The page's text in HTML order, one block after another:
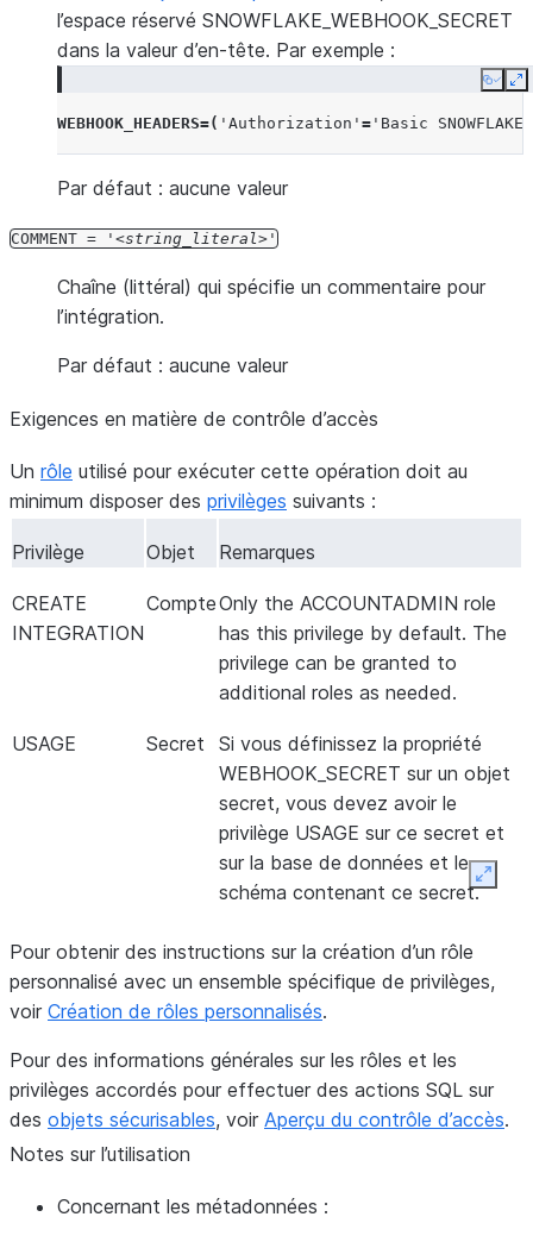
l’espace réservé SNOWFLAKE_WEBHOOK_SECRET
dans la valeur d’en-tête. Par exemple :
Copy
WEBHOOK_HEADERS=( 'Authorization' = 'Basic
Par défaut : aucune valeur
COMMENT = ' string_literal '
Chaîne (littéral) qui spécifie un commentaire pour
l’intégration.
Par défaut : aucune valeur
Exigences en matière de contrôle d’accès
Un rôle utilisé pour exécuter cette opération doit au
minimum disposer des privilèges suivants :
Privilège Objet Remarques
CREATE
INTEGRATION
CompteOnly the ACCOUNTADMIN role
has this privilege by default. The
privilege can be granted to
additional roles as needed.
USAGE Secret
Si vous définissez la propriété
WEBHOOK_SECRET sur un objet
secret, vous devez avoir le
privilège USAGE sur ce secret et
sur la base de données et le
schéma contenant ce secret.
Pour obtenir des instructions sur la création d’un rôle
personnalisé avec un ensemble spécifique de privilèges,
voir Création de rôles personnalisés.
Pour des informations générales sur les rôles et les
privilèges accordés pour effectuer des actions SQL sur
des objets sécurisables, voir Aperçu du contrôle d’accès.
Notes sur l’utilisation
Concernant les métadonnées :